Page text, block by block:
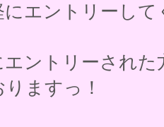
にエントリーし
エントリーされ
りますっ！